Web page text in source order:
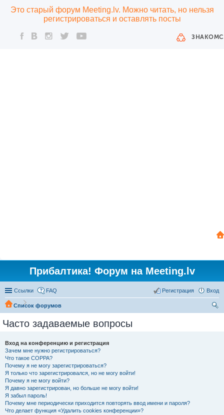
Это старый форум Meeting.lv. Можно читать, но нельзя
регистрироваться и оставлять посты
Прибалтика! Форум на Meeting.lv
Ссылки FAQ Вход
Регистрация
Список форумов
Часто задаваемые вопросы
Вход на конференцию и регистрация
Зачем мне нужно регистрироваться?
Что такое COPPA?
Почему я не могу зарегистрироваться?
Я только что зарегистрировался, но не могу войти!
Почему я не могу войти?
Я давно зарегистрирован, но больше не могу войти!
Я забыл пароль!
Почему мне периодически приходится повторять ввод имени и пароля?
Что делает функция «Удалить cookies конференции»?